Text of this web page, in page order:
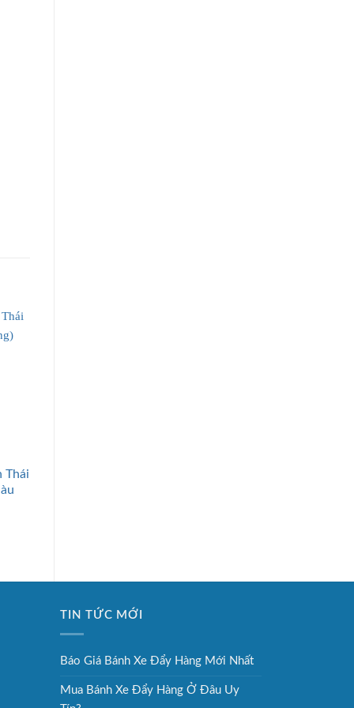
Thái
TIN TỨC MỚI
Báo Giá Bánh Xe Đẩy Hàng Mới Nhất
Mua Bánh Xe Đẩy Hàng Ở Đâu Uy